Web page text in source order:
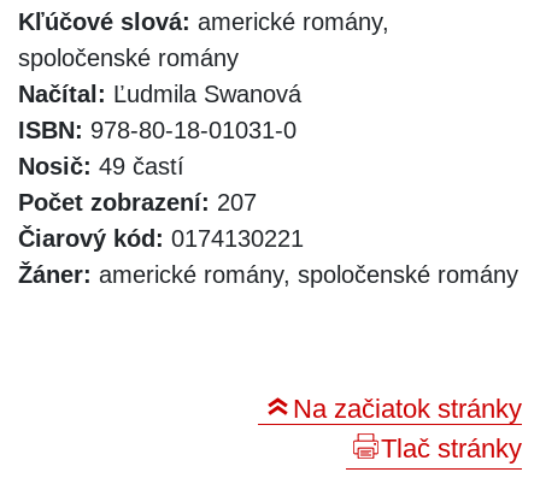
Kľúčové slová: americké romány,
spoločenské romány
Načítal: Ľudmila Swanová
ISBN: 978-80-18-01031-0
Nosič: 49 častí
Počet zobrazení: 207
Čiarový kód: 0174130221
Žáner: americké romány, spoločenské romány
Na začiatok stránky
Tlač stránky